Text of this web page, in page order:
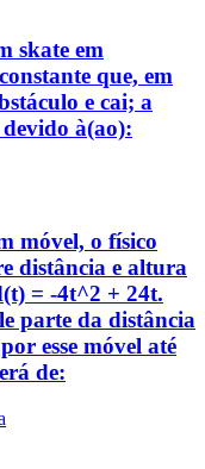
skate em
que, em
e cai; a
à(ao):
móvel, o físico
distância e altura
= -4t^2 + 24t.
parte da distância
esse móvel até
de: